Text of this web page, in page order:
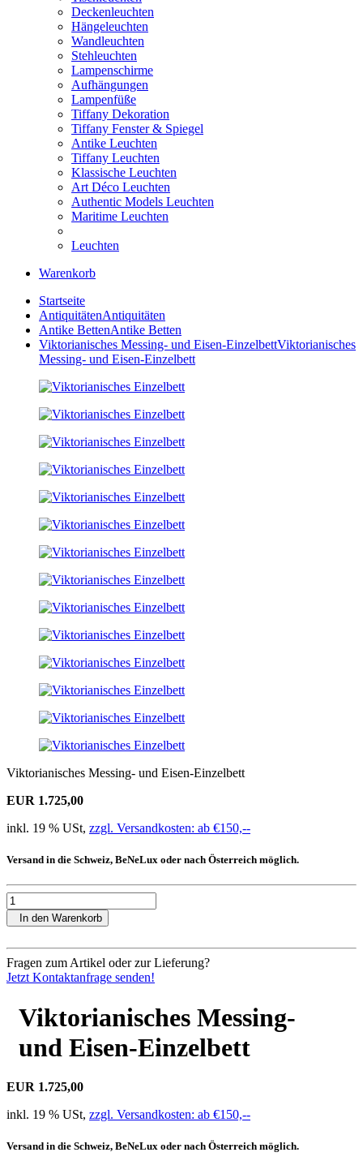
Deckenleuchten
Hängeleuchten
Wandleuchten
Stehleuchten
Lampenschirme
Aufhängungen
Lampenfüße
Tiffany Dekoration
Tiffany Fenster & Spiegel
Antike Leuchten
Tiffany Leuchten
Klassische Leuchten
Art Déco Leuchten
Authentic Models Leuchten
Maritime Leuchten
Leuchten
Warenkorb
Startseite
AntiquitätenAntiquitäten
Antike BettenAntike Betten
Viktorianisches Messing- und Eisen-EinzelbettViktorianisches
Messing- und Eisen-Einzelbett
Viktorianisches Messing- und Eisen-Einzelbett
EUR 1.725,00
inkl. 19 % USt, zzgl. Versandkosten: ab €150,--
Versand in die Schweiz, BeNeLux oder nach Österreich möglich.
In den Warenkorb
Fragen zum Artikel oder zur Lieferung?
Jetzt Kontaktanfrage senden!
Viktorianisches Messing-
und Eisen-Einzelbett
EUR 1.725,00
inkl. 19 % USt, zzgl. Versandkosten: ab €150,--
Versand in die Schweiz, BeNeLux oder nach Österreich möglich.